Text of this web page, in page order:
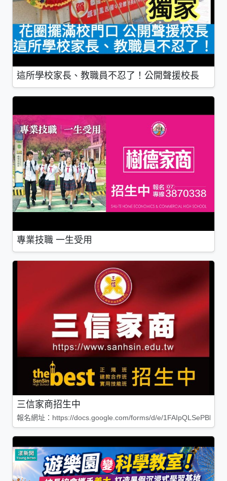
這所學校家長、教職員不忍了！公開聲援校長
專業技職 一生受用
三信家商招生中
報名網址：https://docs.google.com/forms/d/e/